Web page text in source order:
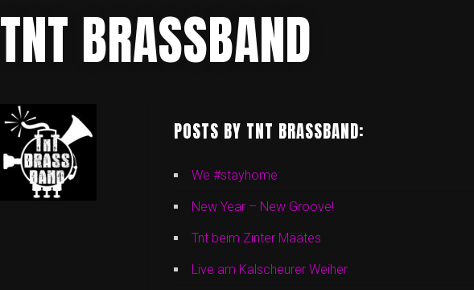
TNT BRASSBAND
POSTS BY TNT BRASSBAND:
We #stayhome
New Year – New Groove!
Tnt beim Zinter Määtes
Live am Kalscheurer Weiher